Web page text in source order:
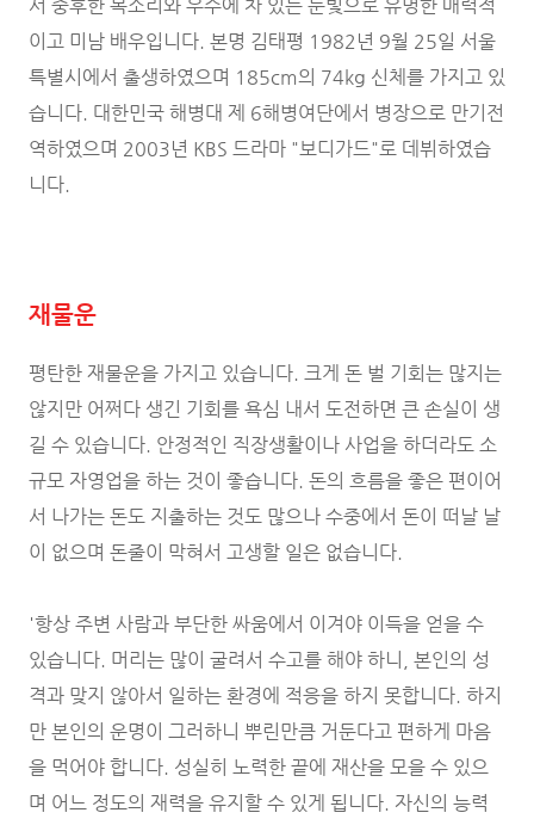
서 중후한 목소리와 우수에 차 있는 눈빛으로 유명한 매력적
이고 미남 배우입니다. 본명 김태평 1982년 9월 25일 서울
특별시에서 출생하였으며 185cm의 74kg 신체를 가지고 있
습니다. 대한민국 해병대 제 6해병여단에서 병장으로 만기전
역하였으며 2003년 KBS 드라마 "보디가드"로 데뷔하였습
니다.
재물운
평탄한 재물운을 가지고 있습니다. 크게 돈 벌 기회는 많지는
않지만 어쩌다 생긴 기회를 욕심 내서 도전하면 큰 손실이 생
길 수 있습니다. 안정적인 직장생활이나 사업을 하더라도 소
규모 자영업을 하는 것이 좋습니다. 돈의 흐름을 좋은 편이어
서 나가는 돈도 지출하는 것도 많으나 수중에서 돈이 떠날 날
이 없으며 돈줄이 막혀서 고생할 일은 없습니다.
'항상 주변 사람과 부단한 싸움에서 이겨야 이득을 얻을 수
있습니다. 머리는 많이 굴려서 수고를 해야 하니, 본인의 성
격과 맞지 않아서 일하는 환경에 적응을 하지 못합니다. 하지
만 본인의 운명이 그러하니 뿌린만큼 거둔다고 편하게 마음
을 먹어야 합니다. 성실히 노력한 끝에 재산을 모을 수 있으
며 어느 정도의 재력을 유지할 수 있게 됩니다. 자신의 능력